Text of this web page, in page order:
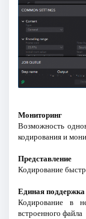
Мониторинг
Возможность
кодирования и
Представление
Кодирование
Единая
Кодирование в
встроенного файла